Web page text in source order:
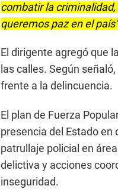
combatir la
queremos paz en el
El dirigente agregó que
las calles. Según
frente a la delincuencia.
El plan de Fuerza
presencia del Estado en
patrullaje policial en
delictiva y acciones
inseguridad.